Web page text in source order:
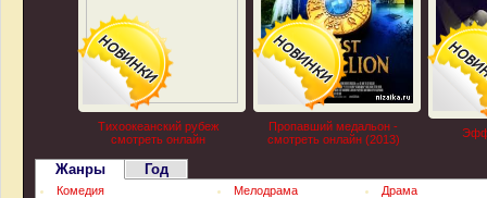
Тихоокеанский рубеж
смотреть онлайн
Пропавший медальон -
смотреть онлайн (2013)
Жанры Год
Комедия Мелодрама
Драма